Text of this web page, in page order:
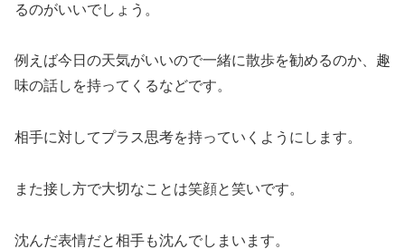
るのがいいでしょう。
例えば今日の天気がいいので一緒に散歩を勧めるのか、趣
味の話しを持ってくるなどです。
相手に対してプラス思考を持っていくようにします。
また接し方で大切なことは笑顔と笑いです。
沈んだ表情だと相手も沈んでしまいます。